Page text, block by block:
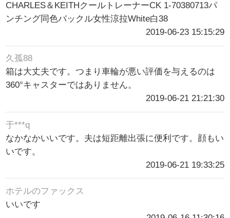
CHARLES＆KEITHクールトレーナーCK 1-70380713パ
ンチング同色バックル女性涼拉White白38
2019-06-23 15:15:29
久孤88
箱は大丈夫です。つまり車輪が悪い評価を与えるのは
360°キャスターではありません。
2019-06-21 21:21:30
于***q
なかなかいいです。夫は短距離出張に便利です。顔もい
いです。
2019-06-21 19:33:25
ホテルのファックス
いいです